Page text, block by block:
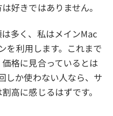
好きではありません。
多く、私はメインMac
を利用します。これまで
格に見合っているとは
しか使わない人なら、サ
高に感じるはずです。